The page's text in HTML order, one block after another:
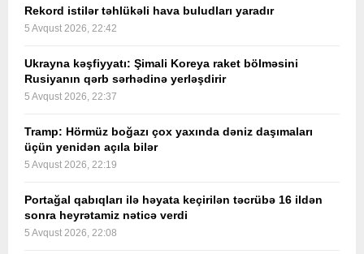
Rekord istilər təhlükəli hava buludları yaradır
5 Avqust 2026, 22:42
Ukrayna kəşfiyyatı: Şimali Koreya raket bölməsini
Rusiyanın qərb sərhədinə yerləşdirir
5 Avqust 2026, 22:37
Tramp: Hörmüz boğazı çox yaxında dəniz daşımaları
üçün yenidən açıla bilər
5 Avqust 2026, 22:19
Portağal qabıqları ilə həyata keçirilən təcrübə 16 ildən
sonra heyrətamiz nəticə verdi
5 Avqust 2026, 22:08